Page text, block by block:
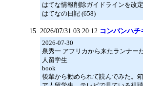
はてな情報削除ガイドラインを改
はてなの日記 (658)
2026/07/31 03:20:12 コンバンハ
2026-07-30
泉秀一 アフリカから来たランナー
人留学生
book
後輩から勧められて読んでみた。